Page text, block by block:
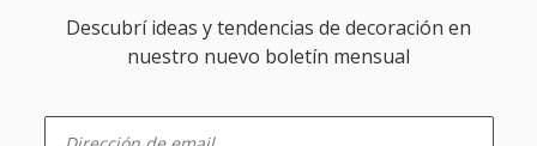
Descubrí ideas y tendencias de decoración en
nuestro nuevo boletín mensual